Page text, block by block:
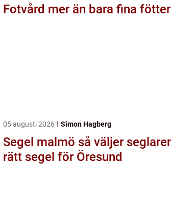
Fotvård mer än bara fina fötter
05 augusti 2026 Simon Hagberg
Segel malmö så väljer seglaren
rätt segel för Öresund